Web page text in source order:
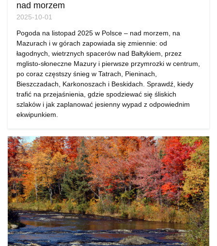
nad morzem
2025-10-01
Pogoda na listopad 2025 w Polsce – nad morzem, na
Mazurach i w górach zapowiada się zmiennie: od
łagodnych, wietrznych spacerów nad Bałtykiem, przez
mglisto-słoneczne Mazury i pierwsze przymrozki w centrum,
po coraz częstszy śnieg w Tatrach, Pieninach,
Bieszczadach, Karkonoszach i Beskidach. Sprawdź, kiedy
trafić na przejaśnienia, gdzie spodziewać się śliskich
szlaków i jak zaplanować jesienny wypad z odpowiednim
ekwipunkiem.